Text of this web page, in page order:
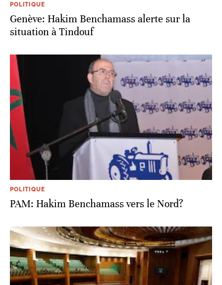
POLITIQUE
Genève: Hakim Benchamass alerte sur la
situation à Tindouf
POLITIQUE
PAM: Hakim Benchamass vers le Nord?